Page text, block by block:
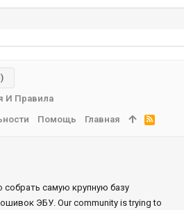
самую крупную базу
ЭБУ. Our community is trying to
И Правила
Помощь Главная
R
S